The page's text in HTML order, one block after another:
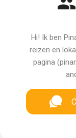
Hi! Ik ben
reizen en
pagina